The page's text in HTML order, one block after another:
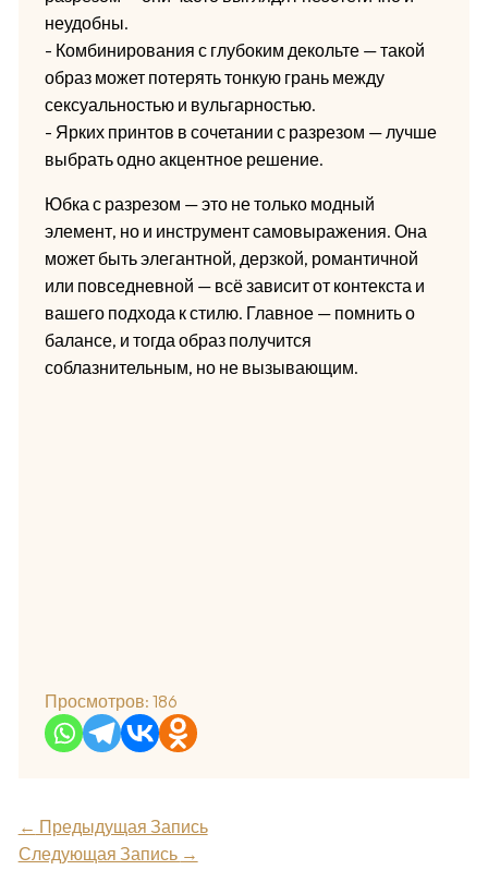
неудобны.
- Комбинирования с глубоким декольте — такой
образ может потерять тонкую грань между
сексуальностью и вульгарностью.
- Ярких принтов в сочетании с разрезом — лучше
выбрать одно акцентное решение.
Юбка с разрезом — это не только модный
элемент, но и инструмент самовыражения. Она
может быть элегантной, дерзкой, романтичной
или повседневной — всё зависит от контекста и
вашего подхода к стилю. Главное — помнить о
балансе, и тогда образ получится
соблазнительным, но не вызывающим.
Просмотров: 186
← Предыдущая Запись
Следующая Запись →